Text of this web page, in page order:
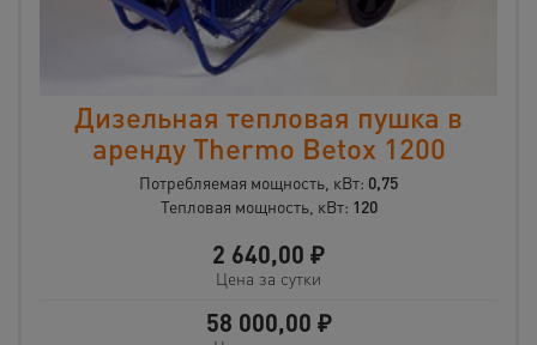
Дизельная тепловая пушка в
аренду Thermo Betox 1200
Потребляемая мощность, кВт: 0,75
Тепловая мощность, кВт: 120
2 640,00 ₽
Цена за сутки
58 000,00 ₽